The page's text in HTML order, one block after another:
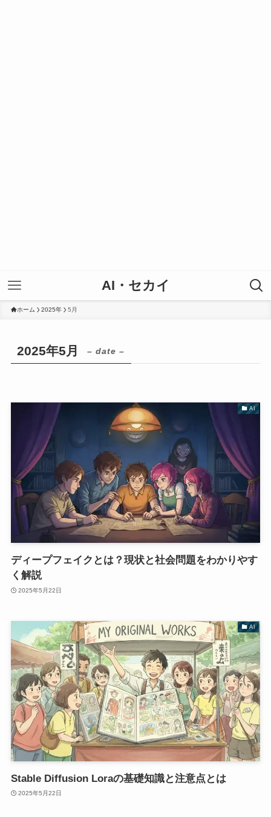
AI・セカイ
ホーム 2025年 5月
2025年5月 – date –
AI
ディープフェイクとは？現状と社会問題をわかりやす
く解説
2025年5月22日
AI
Stable Diffusion Loraの基礎知識と注意点とは
2025年5月22日